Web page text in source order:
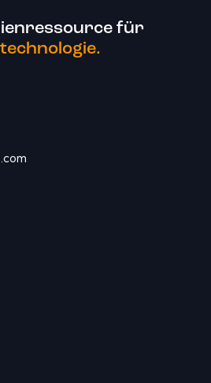
für